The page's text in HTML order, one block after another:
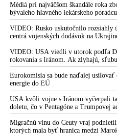
Médiá pri najväčšom škandále roka
bývaleho hlavného lekárskeho
Fauciho pred výborom amerického
VIDEO: Rusko uskutočnilo rozsiahly
centrá vojenských dodávok na
nedokázala počas ničivého nočného
zachytiť ani jednu ruskú raketu
VIDEO: USA viedli v utorok podľa
rokovania s Iránom. Ak zlyhajú,
Teheránu
Eurokomisia sa bude naďalej usilovať
energie do EÚ
USA kvôli vojne s Iránom vyčerpali
doletu, čo v Pentagóne a Trumpovej
obavy o bojaschopnosť americkej
konfliktu s Čínou alebo Ruskom
Migračnú vlnu do Ceuty vraj
ktorých mala byť hranica medzi